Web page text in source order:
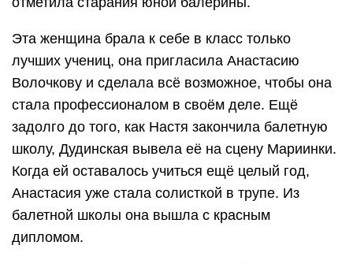
Эта женщина брала к себе в класс только
лучших учениц, она пригласила Анастасию
Волочкову и сделала всё возможное, чтобы она
стала профессионалом в своём деле. Ещё
задолго до того, как Настя закончила балетную
школу, Дудинская вывела её на сцену Мариинки.
Когда ей оставалось учиться ещё целый год,
Анастасия уже стала солисткой в трупе. Из
балетной школы она вышла с красным
дипломом.